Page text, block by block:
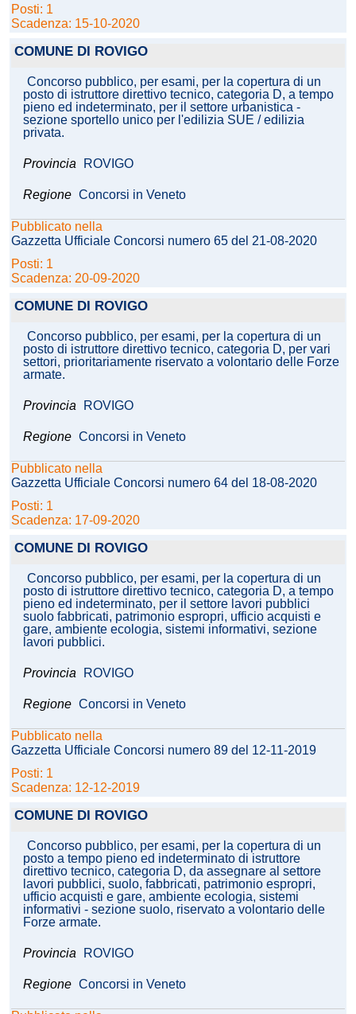
Posti: 1
Scadenza: 15-10-2020
COMUNE DI ROVIGO
Concorso pubblico, per esami, per la copertura di un
posto di istruttore direttivo tecnico, categoria D, a tempo
pieno ed indeterminato, per il settore urbanistica -
sezione sportello unico per l'edilizia SUE / edilizia
privata.
Provincia ROVIGO
Regione Concorsi in Veneto
Pubblicato nella
Gazzetta Ufficiale Concorsi numero 65 del 21-08-2020
Posti: 1
Scadenza: 20-09-2020
COMUNE DI ROVIGO
Concorso pubblico, per esami, per la copertura di un
posto di istruttore direttivo tecnico, categoria D, per vari
settori, prioritariamente riservato a volontario delle Forze
armate.
Provincia ROVIGO
Regione Concorsi in Veneto
Pubblicato nella
Gazzetta Ufficiale Concorsi numero 64 del 18-08-2020
Posti: 1
Scadenza: 17-09-2020
COMUNE DI ROVIGO
Concorso pubblico, per esami, per la copertura di un
posto di istruttore direttivo tecnico, categoria D, a tempo
pieno ed indeterminato, per il settore lavori pubblici
suolo fabbricati, patrimonio espropri, ufficio acquisti e
gare, ambiente ecologia, sistemi informativi, sezione
lavori pubblici.
Provincia ROVIGO
Regione Concorsi in Veneto
Pubblicato nella
Gazzetta Ufficiale Concorsi numero 89 del 12-11-2019
Posti: 1
Scadenza: 12-12-2019
COMUNE DI ROVIGO
Concorso pubblico, per esami, per la copertura di un
posto a tempo pieno ed indeterminato di istruttore
direttivo tecnico, categoria D, da assegnare al settore
lavori pubblici, suolo, fabbricati, patrimonio espropri,
ufficio acquisti e gare, ambiente ecologia, sistemi
informativi - sezione suolo, riservato a volontario delle
Forze armate.
Provincia ROVIGO
Regione Concorsi in Veneto